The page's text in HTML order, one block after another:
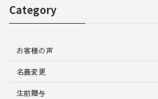
Category
お客様の声
名義変更
生前贈与